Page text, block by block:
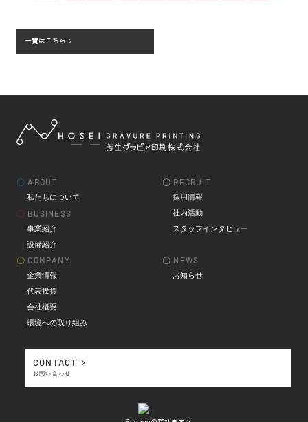
一覧はこちら
〇 ABOUT 〇 RECRUIT
私たちについて 採用情報
〇 BUSINESS
社内活動
事業紹介
スタッフインタビュー
設備紹介
〇 COMPANY 〇 NEWS
企業情報
お知らせ
代表挨拶
会社概要
環境への取り組み
CONTACT
お問い合わせ